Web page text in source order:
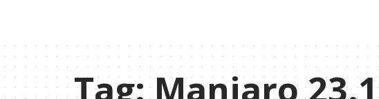
Tag:Manjaro 23.1